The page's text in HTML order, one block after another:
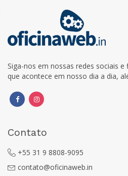
Siga-nos em nossas redes sociais
que acontece em nosso dia a dia,
Contato
+55 31 9 8808-9095
contato@oficinaweb.in